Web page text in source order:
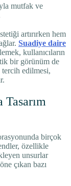
mutfak ve
artırırken hem
Suadiye daire
kullanıcıların
bir görünüm de
tercih edilmesi,
birçok
özellikle
unsurlar
çıkan bazı